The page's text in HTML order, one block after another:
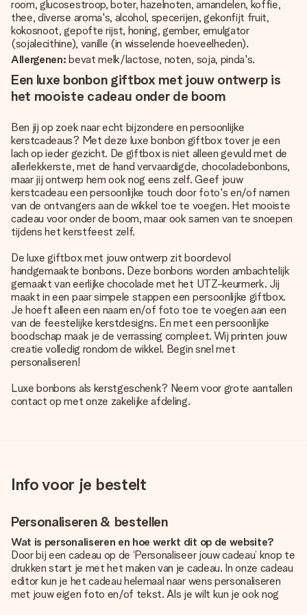
room, glucosestroop, boter, hazelnoten, amandelen, koffie,
thee, diverse aroma's, alcohol, specerijen, gekonfijt fruit,
kokosnoot, gepofte rijst, honing, gember, emulgator
(sojalecithine), vanille (in wisselende hoeveelheden).
Allergenen:bevat melk/lactose, noten, soja, pinda's.
Een luxe bonbon giftbox met jouw ontwerp is
het mooiste cadeau onder de boom
Ben jij op zoek naar echt bijzondere en persoonlijke
kerstcadeaus? Met deze luxe bonbon giftbox tover je een
lach op ieder gezicht. De giftbox is niet alleen gevuld met de
allerlekkerste, met de hand vervaardigde, chocoladebonbons,
maar jij ontwerp hem ook nog eens zelf. Geef jouw
kerstcadeau een persoonlijke touch door foto's en/of namen
van de ontvangers aan de wikkel toe te voegen. Het mooiste
cadeau voor onder de boom, maar ook samen van te snoepen
tijdens het kerstfeest zelf.
De luxe giftbox met jouw ontwerp zit boordevol
handgemaakte bonbons. Deze bonbons worden ambachtelijk
gemaakt van eerlijke chocolade met het UTZ-keurmerk. Jij
maakt in een paar simpele stappen een persoonlijke giftbox.
Je hoeft alleen een naam en/of foto toe te voegen aan een
van de feestelijke kerstdesigns. En met een persoonlijke
boodschap maak je de verrassing compleet. Wij printen jouw
creatie volledig rondom de wikkel. Begin snel met
personaliseren!
Luxe bonbons als kerstgeschenk? Neem voor grote aantallen
contact op met onze zakelijke afdeling.
Info voor je bestelt
Personaliseren & bestellen
Wat is personaliseren en hoe werkt dit op de website?
Door bij een cadeau op de ‘Personaliseer jouw cadeau’ knop te
drukken start je met het maken van je cadeau. In onze cadeau
editor kun je het cadeau helemaal naar wens personaliseren
met jouw eigen foto en/of tekst. Als je wilt kun je ook nog